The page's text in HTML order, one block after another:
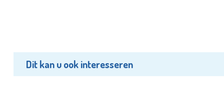
Dit kan u ook interesseren